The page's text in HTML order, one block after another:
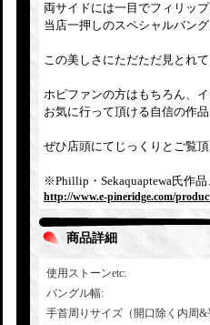
両サイドには一目でフィリッ
当店一押しのスペシャルバン
この美しさにただただ見とれ
ホピファンの方はもちろん、
お気に行って頂ける自信の作
ぜひ店頭にてじっくりとご覧
※Phillip・Sekaquaptewa氏作
http://www.e-pineridge.com/
商品詳細
使用ストーンetc:
バングル幅:
手首周りサイズ（開口除く内周&